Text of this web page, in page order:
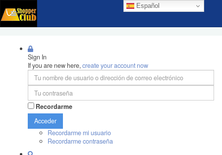
Español
Sign In
If you are new here,create your account now
Recordarme
Acceder
Recordarme mi usuario
Recordarme contraseña